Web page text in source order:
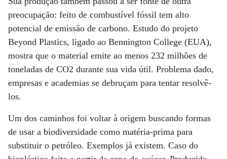
preocupação: feito de combustível fóssil tem alto
potencial de emissão de carbono. Estudo do projeto
Beyond Plastics, ligado ao Bennington College (EUA),
mostra que o material emite ao menos 232 milhões de
toneladas de CO2 durante sua vida útil. Problema dado,
empresas e academias se debruçam para tentar resolvê-
los.
Um dos caminhos foi voltar à origem buscando formas
de usar a biodiversidade como matéria-prima para
substituir o petróleo. Exemplos já existem. Caso do